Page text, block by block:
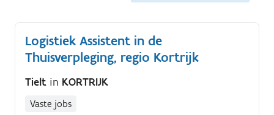
Logistiek Assistent in de
Thuisverpleging, regio Kortrijk
Tielt in KORTRIJK
Vaste jobs